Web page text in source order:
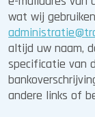
Echo
wat wij
altijd uw naam,
specificatie van
andere links of